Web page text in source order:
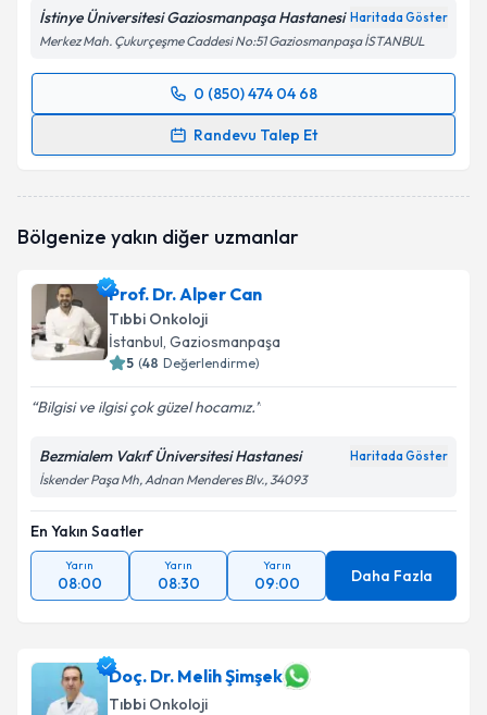
İstinye Üniversitesi Gaziosmanpaşa Hastanesi Haritada Göster
Merkez Mah. Çukurçeşme Caddesi No:51 Gaziosmanpaşa İSTANBUL
0 (850) 474 04 68
Randevu Talep Et
Randevu Takvimi Talebi
oluşturun. Size bu uzmandan randevu almanız için bir
Kişisel verilerimin işlenmesine ilişkin
Metni'ni okudum ve kişisel verilerimin belirtilen
kapsamda işlenmesini kabul ediyorum.
Takvim Talebini Gönder
Bölgenize yakın diğer uzmanlar
Prof. Dr. Alper Can
Tıbbi Onkoloji
İstanbul, Gaziosmanpaşa
5 (48 Değerlendirme)
Bilgisi ve ilgisi çok güzel hocamız.
Bezmialem Vakıf Üniversitesi Hastanesi Haritada Göster
İskender Paşa Mh, Adnan Menderes Blv., 34093
En Yakın Saatler
Yarın
08:00
Yarın
08:30
Yarın
09:00 Daha Fazla
Doç. Dr. Melih Şimşek
Tıbbi Onkoloji